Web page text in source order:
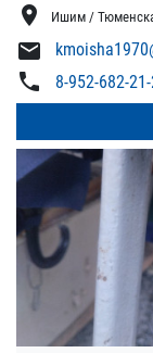
location_on Ишим /
mail
phone 8-952-682-